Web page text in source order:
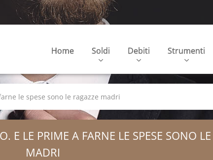
Home Soldi Debiti Strumenti
le spese sono le ragazze madri
E LE PRIME A FARNE LE SPESE SONO
MADRI